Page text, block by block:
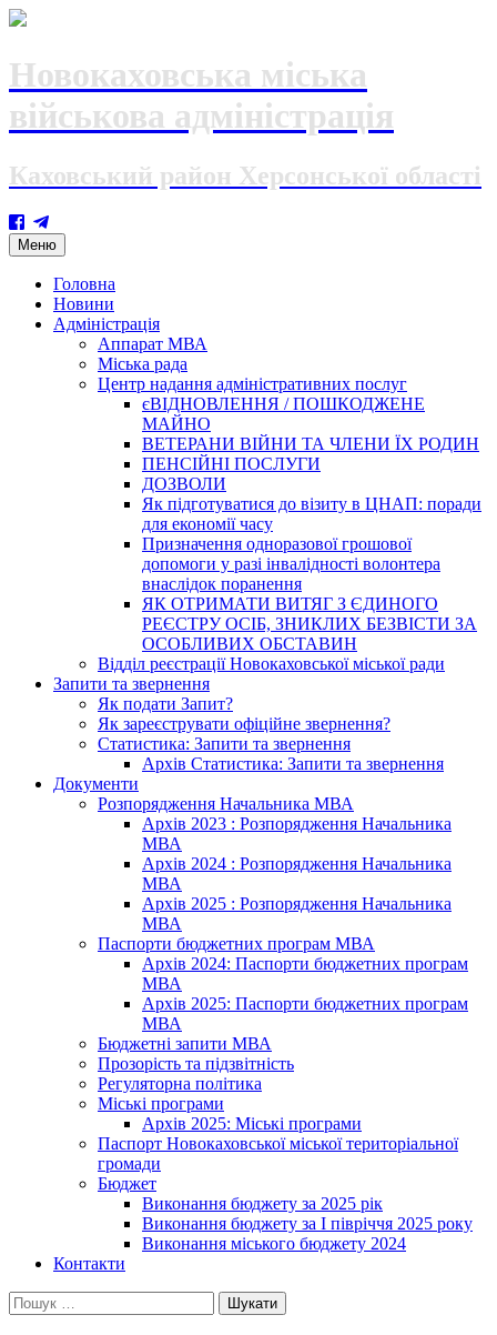
Новокаховська міська
військова адміністрація
Каховський район Херсонської області
Меню Skip
to
content
Головна
Новини
Адміністрація
Аппарат МВА
Міська рада
Центр надання адміністративних послуг
єВІДНОВЛЕННЯ / ПОШКОДЖЕНЕ
МАЙНО
ВЕТЕРАНИ ВІЙНИ ТА ЧЛЕНИ ЇХ РОДИН
ПЕНСІЙНІ ПОСЛУГИ
ДОЗВОЛИ
Як підготуватися до візиту в ЦНАП: поради
для економії часу
Призначення одноразової грошової
допомоги у разі інвалідності волонтера
внаслідок поранення
ЯК ОТРИМАТИ ВИТЯГ З ЄДИНОГО
РЕЄСТРУ ОСІБ, ЗНИКЛИХ БЕЗВІСТИ ЗА
ОСОБЛИВИХ ОБСТАВИН
Відділ реєстрації Новокаховської міської ради
Запити та звернення
Як подати Запит?
Як зареєструвати офіційне звернення?
Статистика: Запити та звернення
Архів Статистика: Запити та звернення
Документи
Розпорядження Начальника МВА
Архів 2023 : Розпорядження Начальника
МВА
Архів 2024 : Розпорядження Начальника
МВА
Архів 2025 : Розпорядження Начальника
МВА
Паспорти бюджетних програм МВА
Архів 2024: Паспорти бюджетних програм
МВА
Архів 2025: Паспорти бюджетних програм
МВА
Бюджетні запити МВА
Прозорість та підзвітність
Регуляторна політика
Міські програми
Архів 2025: Міські програми
Паспорт Новокаховської міської територіальної
громади
Бюджет
Виконання бюджету за 2025 рік
Виконання бюджету за І півріччя 2025 року
Виконання міського бюджету 2024
Контакти
Пошук: